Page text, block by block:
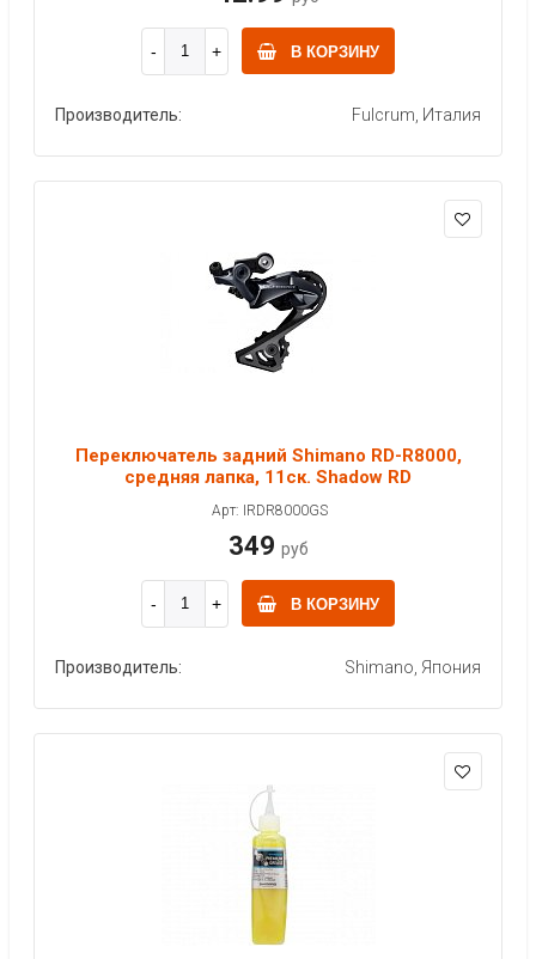
В КОРЗИНУ
Производитель: Fulcrum, Италия
Переключатель задний Shimano RD-R8000,
средняя лапка, 11ск. Shadow RD
Арт: IRDR8000GS
349 руб
В КОРЗИНУ
Производитель: Shimano, Япония